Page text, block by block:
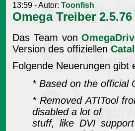
13:59 - Autor: Toonfish
Omega Treiber
Das Team von
Version des offiziellen
Folgende Neuerungen gibt
* Based on the official
* Removed ATITool
disabled a lot of
stuff, like DVI